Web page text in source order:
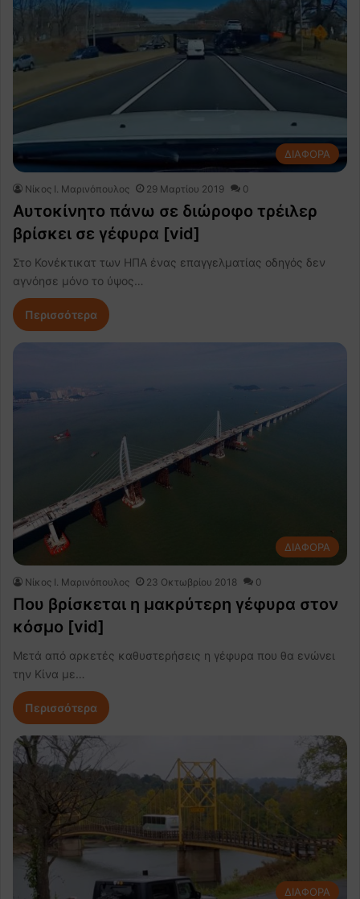
ΔΙΑΦΟΡΑ
Nίκος Ι. Mαρινόπουλος 29 Μαρτίου 2019 0
Αυτοκίνητο πάνω σε διώροφο τρέιλερ
βρίσκει σε γέφυρα [vid]
Στο Κονέκτικατ των ΗΠΑ ένας επαγγελματίας οδηγός δεν
αγνόησε μόνο το ύψος…
Περισσότερα
ΔΙΑΦΟΡΑ
Nίκος Ι. Mαρινόπουλος 23 Οκτωβρίου 2018 0
Που βρίσκεται η μακρύτερη γέφυρα στον
κόσμο [vid]
Μετά από αρκετές καθυστερήσεις η γέφυρα που θα ενώνει
την Κίνα με…
Περισσότερα
ΔΙΑΦΟΡΑ